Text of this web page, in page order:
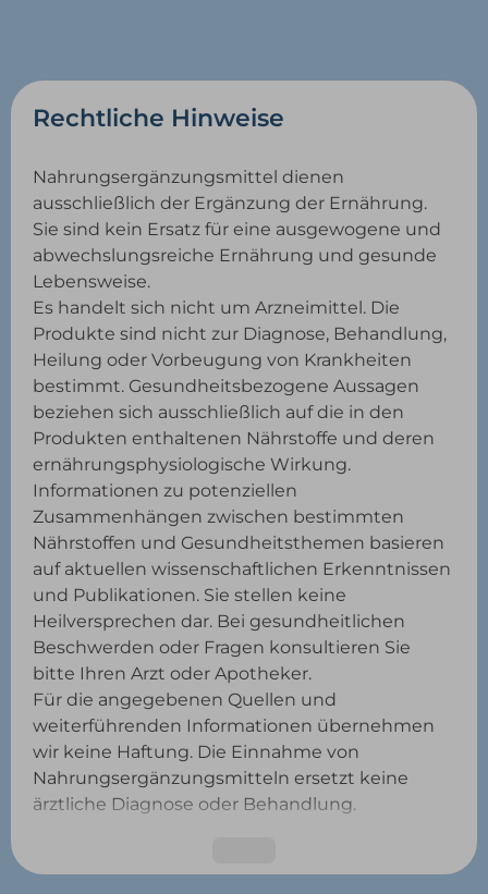
Rechtliche Hinweise
Nahrungsergänzungsmittel dienen
ausschließlich der Ergänzung der Ernährung.
Sie sind kein Ersatz für eine ausgewogene und
abwechslungsreiche Ernährung und gesunde
Lebensweise.
Es handelt sich nicht um Arzneimittel. Die
Produkte sind nicht zur Diagnose, Behandlung,
Heilung oder Vorbeugung von Krankheiten
bestimmt. Gesundheitsbezogene Aussagen
beziehen sich ausschließlich auf die in den
Produkten enthaltenen Nährstoffe und deren
ernährungsphysiologische Wirkung.
Informationen zu potenziellen
Zusammenhängen zwischen bestimmten
Nährstoffen und Gesundheitsthemen basieren
auf aktuellen wissenschaftlichen Erkenntnissen
und Publikationen. Sie stellen keine
Heilversprechen dar. Bei gesundheitlichen
Beschwerden oder Fragen konsultieren Sie
bitte Ihren Arzt oder Apotheker.
Für die angegebenen Quellen und
weiterführenden Informationen übernehmen
wir keine Haftung. Die Einnahme von
Nahrungsergänzungsmitteln ersetzt keine
ärztliche Diagnose oder Behandlung.